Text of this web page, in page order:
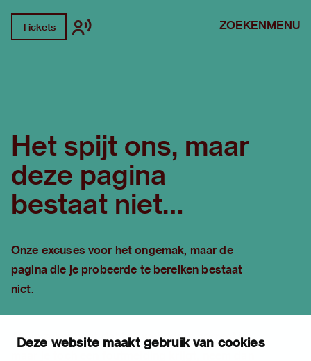
Deze website maakt gebruik van cookies
Tickets ZOEKENMENU
Het spijt ons, maar
deze pagina
bestaat niet…
Onze excuses voor het ongemak, maar de
pagina die je probeerde te bereiken bestaat
niet.
Als je zeker bent dat het webadres correct is,